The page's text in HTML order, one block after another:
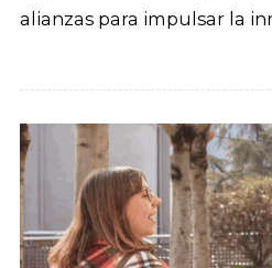
alianzas para impulsar la